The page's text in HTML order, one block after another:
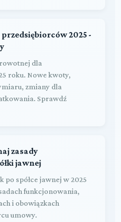
2025 -
dla
roku. Nowe kwoty,
zmiany dla
Sprawdź
zasady
jawnej
spółce jawnej w 2025
funkcjonowania,
i obowiązkach
umowy.